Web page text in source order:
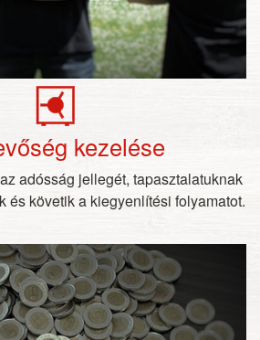
kezelése
adósság jellegét, tapasztalatuknak
és követik a kiegyenlítési folyamatot.